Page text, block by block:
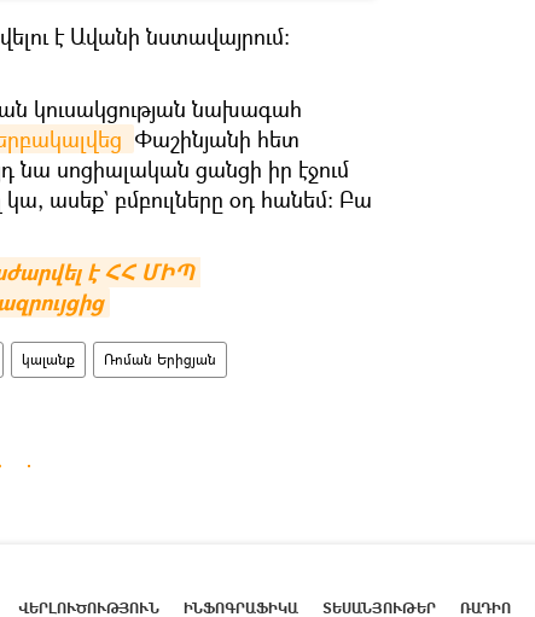
է Ավանի նստավայրում։
կուսակցության նախագահ
Փաշինյանի հետ
նա սոցիալական ցանցի իր էջում
ասեք` բմբուլները օդ հանեմ։ Բա
է ՀՀ ՄԻՊ
կալանք Ռոման Երիցյան
ՎԵՐԼՈՒԾՈՒԹՅՈՒՆ ԻՆՖՈԳՐԱՖԻԿԱ ՏԵՍԱՆՅՈՒԹԵՐ ՌԱԴԻՈ